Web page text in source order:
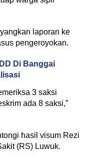
laporan ke
pengeroyokan.
Di Banggai
3 saksi
ada 8 saksi,”
hasil visum Rezi
(RS) Luwuk.